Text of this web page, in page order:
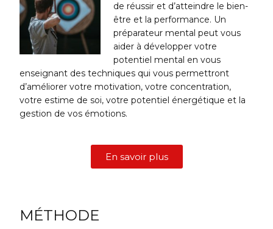
de réussir et d’atteindre le bien-
être et la performance. Un
préparateur mental peut vous
aider à développer votre
potentiel mental en vous
enseignant des techniques qui vous permettront
d’améliorer votre motivation, votre concentration,
votre estime de soi, votre potentiel énergétique et la
gestion de vos émotions.
En savoir plus
MÉTHODE